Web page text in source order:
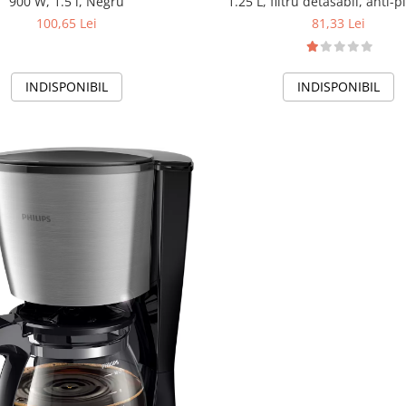
100,65 Lei
INDISPONIBIL
oprire automata, Alb
81,33 Lei
INDISPONIBIL